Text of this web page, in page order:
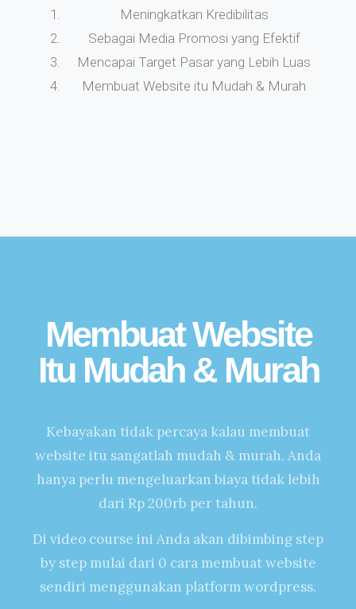
Meningkatkan Kredibilitas
Sebagai Media Promosi yang Efektif
Mencapai Target Pasar yang Lebih Luas
Membuat Website itu Mudah & Murah
Membuat Website
Itu Mudah & Murah
Kebayakan tidak percaya kalau membuat
website itu sangatlah mudah & murah. Anda
hanya perlu mengeluarkan biaya tidak lebih
dari Rp 200rb per tahun.
Di video course ini Anda akan dibimbing step
by step mulai dari 0 cara membuat website
sendiri menggunakan platform wordpress.